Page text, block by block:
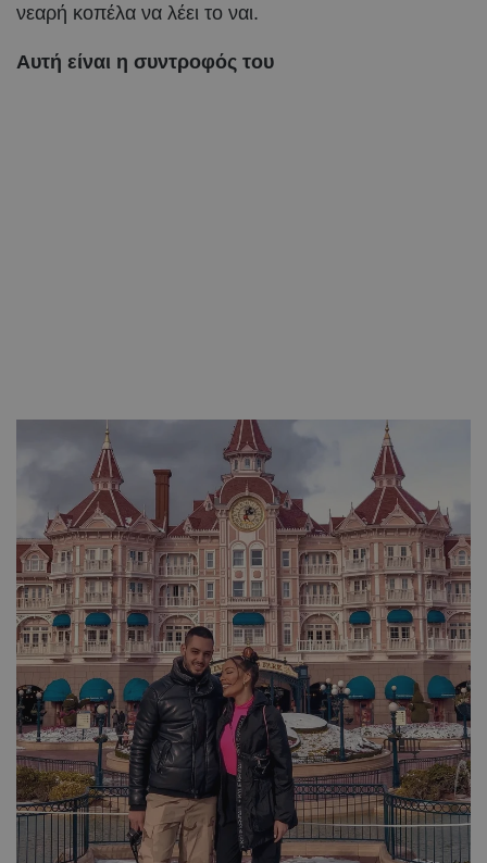
νεαρή κοπέλα να λέει το ναι.
Αυτή είναι η συντροφός του